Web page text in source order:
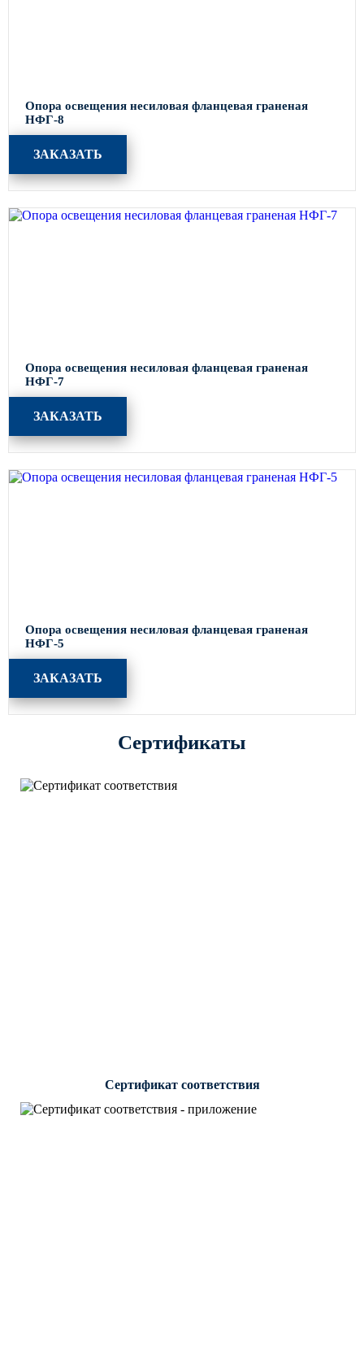
Опора освещения несиловая фланцевая граненая
НФГ-8
ЗАКАЗАТЬ
Опора освещения несиловая фланцевая граненая
НФГ-7
ЗАКАЗАТЬ
Опора освещения несиловая фланцевая граненая
НФГ-5
ЗАКАЗАТЬ
Сертификаты
Сертификат соответствия